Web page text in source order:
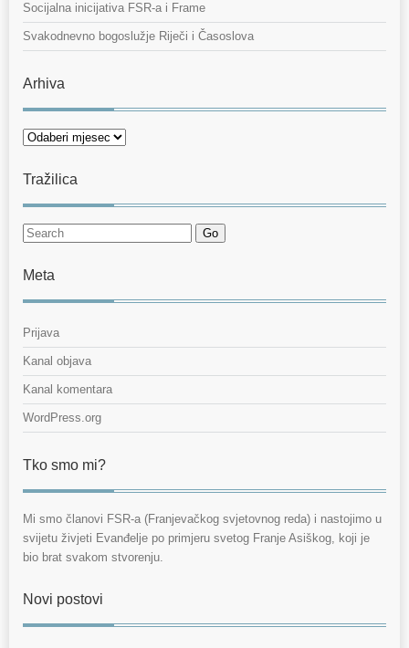
Socijalna inicijativa FSR-a i Frame
Svakodnevno bogoslužje Riječi i Časoslova
Arhiva
Arhiva
Tražilica
Go
Meta
Prijava
Kanal objava
Kanal komentara
WordPress.org
Tko smo mi?
Mi smo članovi FSR-a (Franjevačkog svjetovnog reda) i nastojimo u
svijetu živjeti Evanđelje po primjeru svetog Franje Asiškog, koji je
bio brat svakom stvorenju.
Novi postovi